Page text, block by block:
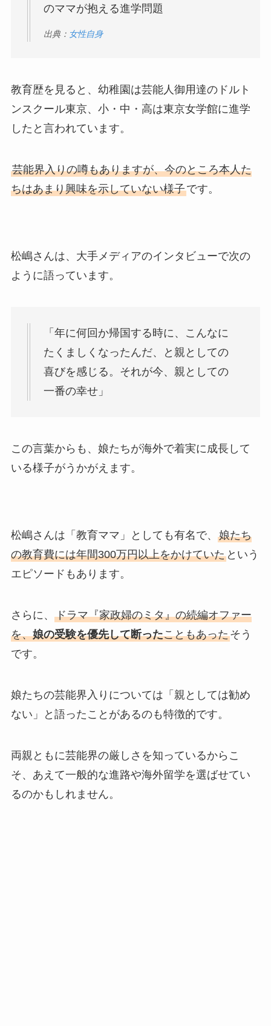
のママが抱える進学問題
出典： 女性自身
教育歴を見ると、幼稚園は芸能人御用達のドルト
ンスクール東京、小・中・高は東京女学館に進学
したと言われています。
芸能界入りの噂もありますが、今のところ本人た
ちはあまり興味を示していない様子です。
松嶋さんは、大手メディアのインタビューで次の
ように語っています。
「年に何回か帰国する時に、こんなに
たくましくなったんだ、と親としての
喜びを感じる。それが今、親としての
一番の幸せ」
この言葉からも、娘たちが海外で着実に成長して
いる様子がうかがえます。
松嶋さんは「教育ママ」としても有名で、 娘たち
の教育費には年間300万円以上をかけていたという
エピソードもあります。
さらに、 ドラマ『家政婦のミタ』の続編オファー
を、娘の受験を優先して断ったこともあったそう
です。
娘たちの芸能界入りについては「親としては勧め
ない」と語ったことがあるのも特徴的です。
両親ともに芸能界の厳しさを知っているからこ
そ、あえて一般的な進路や海外留学を選ばせてい
るのかもしれません。